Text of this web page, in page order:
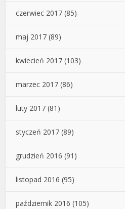
czerwiec 2017 (85)
maj 2017 (89)
kwiecień 2017 (103)
marzec 2017 (86)
luty 2017 (81)
styczeń 2017 (89)
grudzień 2016 (91)
listopad 2016 (95)
październik 2016 (105)